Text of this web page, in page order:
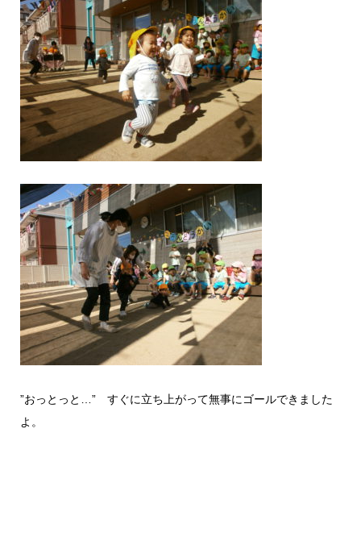
”おっとっと…” すぐに立ち上がって無事にゴールできました
よ。